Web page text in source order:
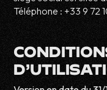
Téléphone : +33 9 72